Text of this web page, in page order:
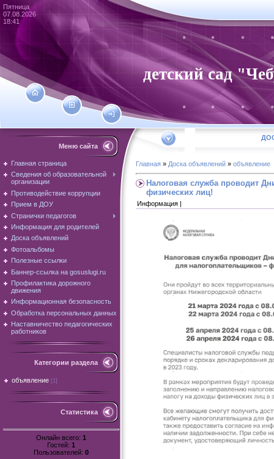
Пятница
07.08.2026
18:41
детский сад
Меню сайта
Главная страница
Сведения об образовательной
организации
Противодействие коррупции
Прием в ДОУ
Странички педагогов
Информация для родителей
Доска объявлений
Фотоальбомы
Полезные ссылки
Баннер-ссылка на gosuslugi.ru
Профилактика дорожного
движения
Информационная безопасность
Обработка персональных данных
Наставничество педагогических
работников
Категории раздела
объявление [1]
Статистика
Онлайн всего: 1
Гостей: 1
Пользователей: 0
Главная » Доска объявлений » объявление
Налоговая служба проводит
физических лиц!
Информация |